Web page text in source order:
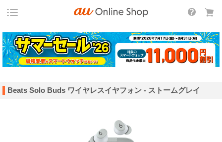
Beats Solo Buds ワイヤレスイヤフォン - ストームグレイ